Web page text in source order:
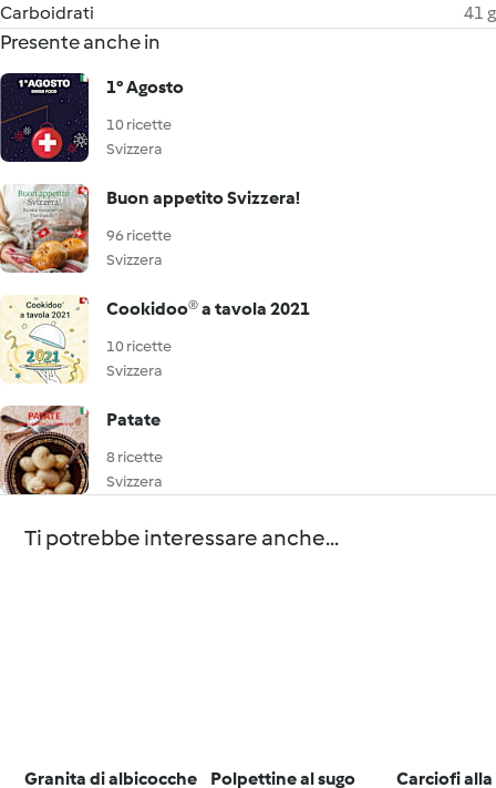
Carboidrati
41 g
Presente anche in
1° Agosto
10 ricette
Svizzera
Buon appetito Svizzera!
96 ricette
Svizzera
Cookidoo® a tavola 2021
10 ricette
Svizzera
Patate
8 ricette
Svizzera
Ti potrebbe interessare anche...
Granita di albicocche Polpettine al sugo Carciofi